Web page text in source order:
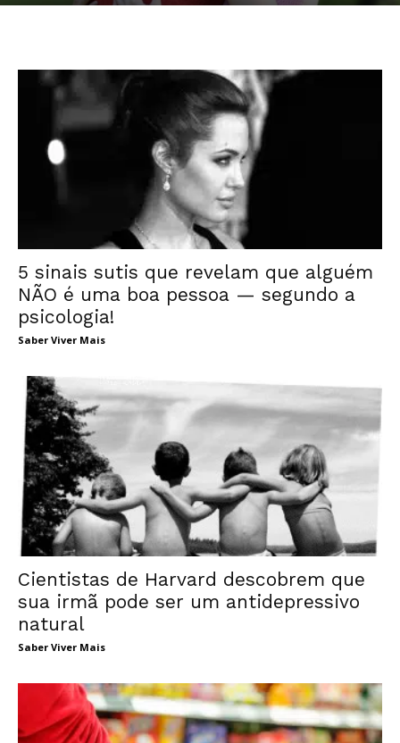
5 sinais sutis que revelam que alguém
NÃO é uma boa pessoa — segundo a
psicologia!
Saber Viver Mais
Cientistas de Harvard descobrem que
sua irmã pode ser um antidepressivo
natural
Saber Viver Mais